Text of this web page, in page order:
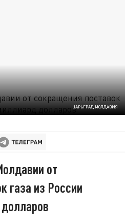
ЦАРЬГРАД МОЛДАВИЯ
от
газа из России